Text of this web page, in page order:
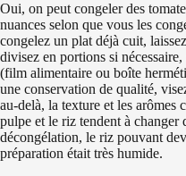
Oui, on peut congeler des
nuances selon que vous les
congelez un plat déjà cuit,
divisez en portions si
(film alimentaire ou boîte
une conservation de qualité,
au‑delà, la texture et les arômes
pulpe et le riz tendent à changer
décongélation, le riz pouvant
préparation était très humide.